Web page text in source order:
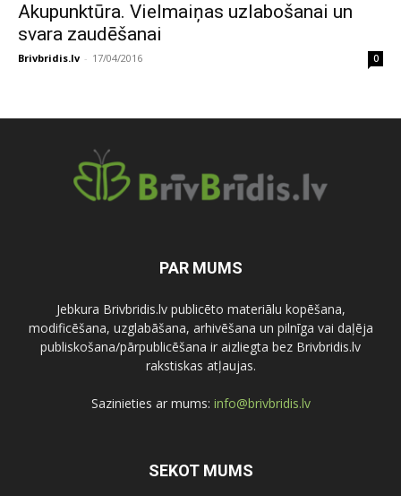
Akupunktūra. Vielmaiņas uzlabošanai un
svara zaudēšanai
Brivbridis.lv - 17/04/2016 0
PAR MUMS
Jebkura Brivbridis.lv publicēto materiālu kopēšana,
modificēšana, uzglabāšana, arhivēšana un pilnīga vai daļēja
publiskošana/pārpublicēšana ir aizliegta bez Brivbridis.lv
rakstiskas atļaujas.
Sazinieties ar mums: info@brivbridis.lv
SEKOT MUMS